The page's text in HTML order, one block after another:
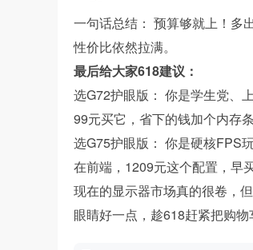
一句话总结： 预算够就上！多
性价比依然拉满。
最后给大家618建议：
选G72护眼版： 你是学生党、
99元买它，省下的钱加个内存条
选G75护眼版： 你是硬核FPS
在前端，1209元这个配置，早
现在的显示器市场真的很卷，
眼睛好一点，趁618赶紧把购物